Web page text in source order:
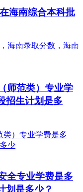
海南综合本科批
师范类）专业学
招生计划是多
全专业学费是多
划是多少？